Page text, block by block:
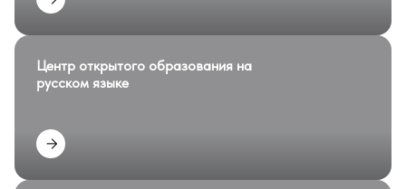
Центр открытого образования на
русском языке